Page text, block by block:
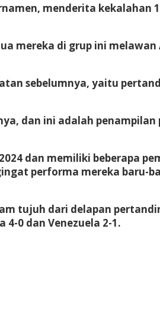
menderita kekalahan
mereka di grup ini
sebelumnya, yaitu
dan ini adalah
dan memiliki beberapa
performa mereka baru-
tujuh dari delapan
0 dan Venezuela 2-1.